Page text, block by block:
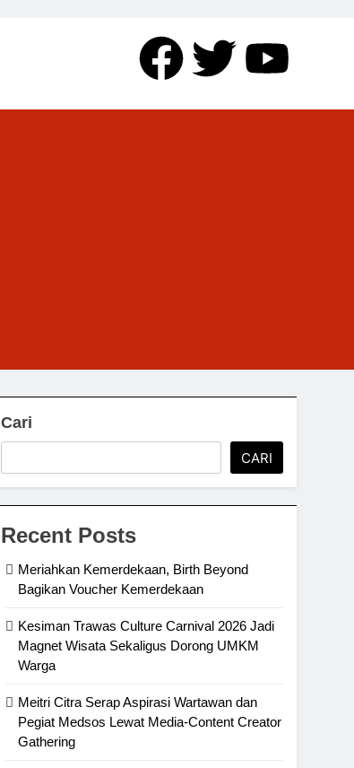
Cari
CARI
Recent Posts
Meriahkan Kemerdekaan, Birth Beyond
Bagikan Voucher Kemerdekaan
Kesiman Trawas Culture Carnival 2026 Jadi
Magnet Wisata Sekaligus Dorong UMKM
Warga
Meitri Citra Serap Aspirasi Wartawan dan
Pegiat Medsos Lewat Media-Content Creator
Gathering